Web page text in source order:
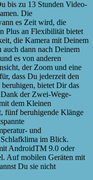
bis zu 13 Stunden Video-
Die
es Zeit wird, die
Plus an Flexibilität bietet
die Kamera mit Deinem
auch dann nach Deinem
es von anderen
der Zoom und eine
dass Du jederzeit den
bietet Dir das
der Zwei-Wege-
dem Kleinen
fünf beruhigende Klänge
und
Schlafklima im Blick.
AndroidTM 9.0 oder
Auf mobilen Geräten mit
Du sie nicht